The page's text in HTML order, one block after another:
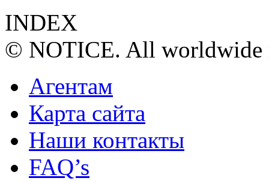
INDEX
© NOTICE. All worldwide
Агентам
Карта сайта
Наши контакты
FAQ’s